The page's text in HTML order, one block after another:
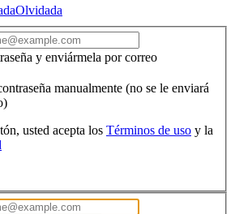
Olvidada
y enviármela por correo
manualmente (no se le enviará
usted acepta los Términos de uso y la